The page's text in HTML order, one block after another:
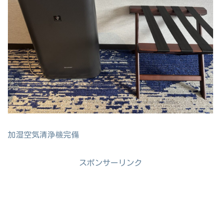
加湿空気清浄機完備
スポンサーリンク